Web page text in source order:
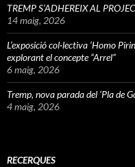
TREMP S’ADHEREIX AL
14 maig, 2026
L’exposició col·lectiva ‘Homo
explorant el concepte “Arrel”
6 maig, 2026
Tremp, nova parada del ‘Pla de
4 maig, 2026
RECERQUES